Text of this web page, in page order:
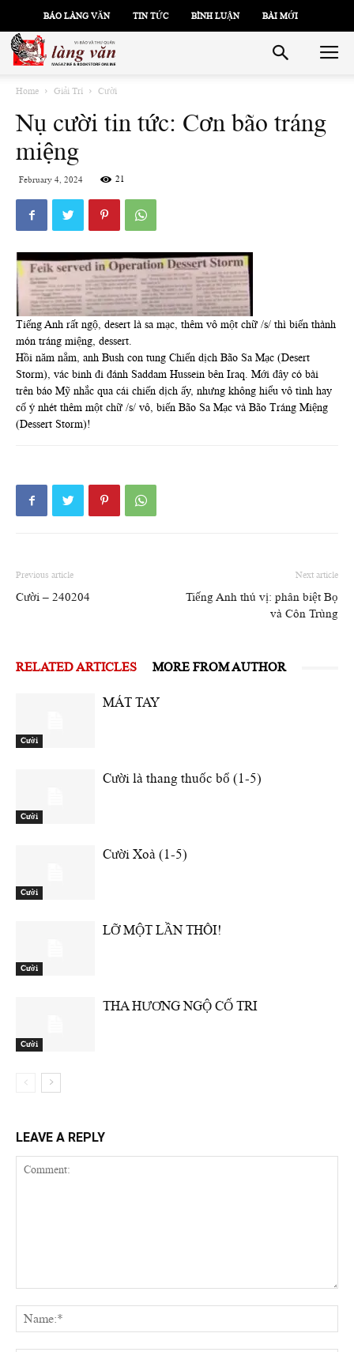
BÁO LÀNG VĂN TIN TỨC BÌNH LUẬN BÀI MỚI
Home Giải Trí Cười
Nụ cười tin tức: Cơn bão tráng
miệng
February 4, 2024 21
Tiếng Anh rất ngộ, desert là sa mạc, thêm vô một chữ /s/ thì biến thành
món tráng miệng, dessert.
Hồi năm nẳm, anh Bush con tung Chiến dịch Bão Sa Mạc (Desert
Storm), vác binh đi đánh Saddam Hussein bên Iraq. Mới đây có bài
trên báo Mỹ nhắc qua cái chiến dịch ấy, nhưng không hiểu vô tình hay
cố ý nhét thêm một chữ /s/ vô, biến Bão Sa Mạc và Bão Tráng Miệng
(Dessert Storm)!
Previous article
Cười – 240204
Next article
Tiếng Anh thú vị: phân biệt Bọ
và Côn Trùng
RELATED ARTICLES MORE FROM AUTHOR
Cười
MÁT TAY
Cười
Cười là thang thuốc bổ (1-5)
Cười
Cười Xoà (1-5)
Cười
LỠ MỘT LẦN THÔI!
Cười
THA HƯƠNG NGỘ CỐ TRI
LEAVE A REPLY